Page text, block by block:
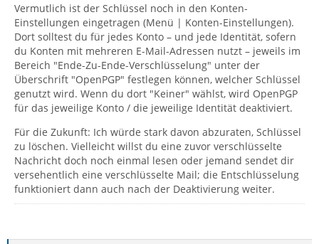
Vermutlich ist der Schlüssel noch in den Konten-
Einstellungen eingetragen (Menü | Konten-Einstellungen).
Dort solltest du für jedes Konto – und jede Identität, sofern
du Konten mit mehreren E-Mail-Adressen nutzt – jeweils im
Bereich "Ende-Zu-Ende-Verschlüsselung" unter der
Überschrift "OpenPGP" festlegen können, welcher Schlüssel
genutzt wird. Wenn du dort "Keiner" wählst, wird OpenPGP
für das jeweilige Konto / die jeweilige Identität deaktiviert.
Für die Zukunft: Ich würde stark davon abzuraten, Schlüssel
zu löschen. Vielleicht willst du eine zuvor verschlüsselte
Nachricht doch noch einmal lesen oder jemand sendet dir
versehentlich eine verschlüsselte Mail; die Entschlüsselung
funktioniert dann auch nach der Deaktivierung weiter.